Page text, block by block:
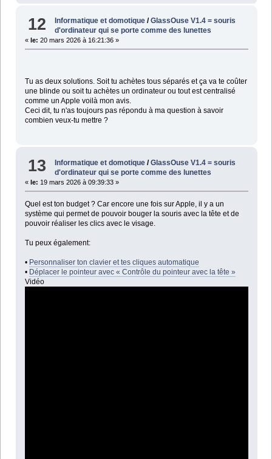
12 Informatique et domotique /GlassOuse V1.4 = souris
d'ordinateur qui se porte comme des lunettes
« le: 20 mars 2026 à 16:21:36 »
Tu as deux solutions. Soit tu achètes tous séparés et ça va te coûter
une blinde ou soit tu achètes un ordinateur ou tout est centralisé
comme un Apple voilà mon avis.
Ceci dit, tu n'as toujours pas répondu à ma question à savoir
combien veux-tu mettre ?
13 Informatique et domotique /GlassOuse V1.4 = souris
d'ordinateur qui se porte comme des lunettes
« le: 19 mars 2026 à 09:39:33 »
Quel est ton budget ? Car encore une fois sur Apple, il y a un
système qui permet de pouvoir bouger la souris avec la tête et de
pouvoir réaliser les clics avec le visage.
Tu peux également:
• Personnaliser ton clavier et tes cliques automatique
• Déplacer le pointeur avec « Contrôle du pointeur avec la tête »
Vidéo